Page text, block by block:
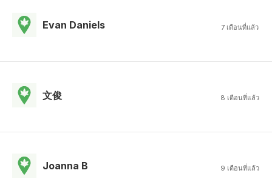
Evan Daniels 7 เดือนที่แล้ว
文俊 8 เดือนที่แล้ว
Joanna B 9 เดือนที่แล้ว